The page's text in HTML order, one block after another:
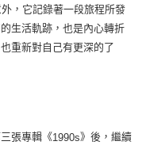
，它記錄著一段旅程所發
生活軌跡，也是內心轉折
重新對自己有更深的了
張專輯《1990s》後，繼續